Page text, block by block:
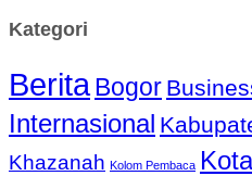
Kategori
BeritaBogor
Internasional
Khazanah Kolom Pembaca